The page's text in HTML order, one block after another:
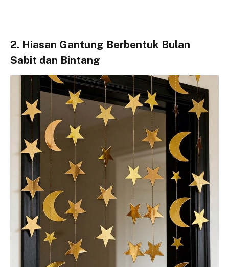
2. Hiasan Gantung Berbentuk Bulan
Sabit dan Bintang